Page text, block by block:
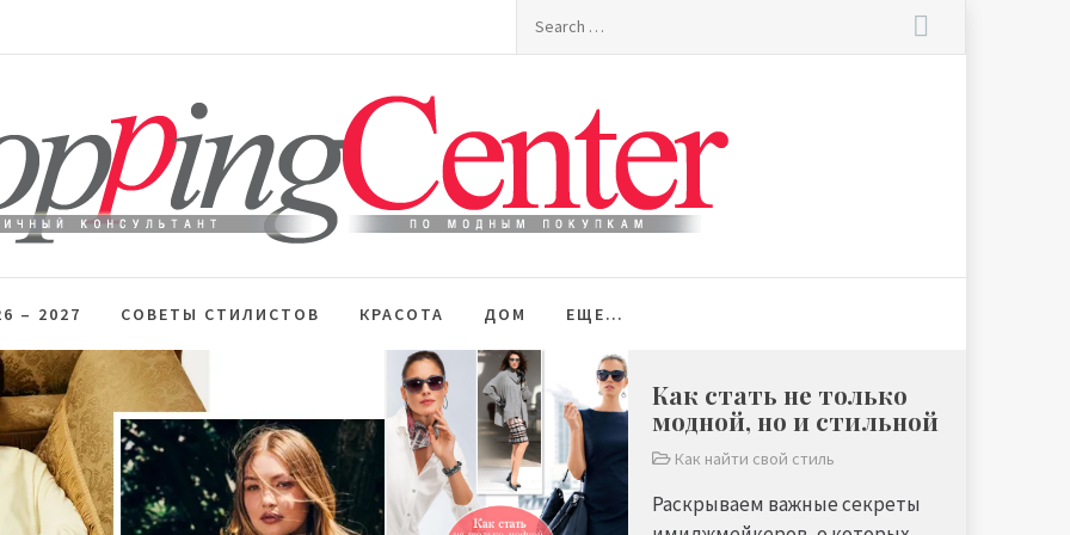
Search
– 2027 СОВЕТЫ СТИЛИСТОВ КРАСОТА ДОМ ЕЩЕ…
Как стать не только
модной, но и стильной
Как найти свой стиль
Раскрываем важные секреты